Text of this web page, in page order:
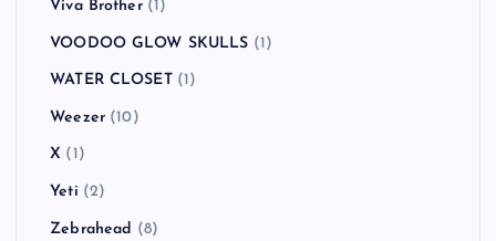
Viva Brother(1)
VOODOO GLOW SKULLS (1)
WATER CLOSET(1)
Weezer(10)
X (1)
Yeti (2)
Zebrahead (8)